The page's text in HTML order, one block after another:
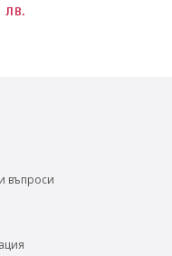
лв.
въпроси